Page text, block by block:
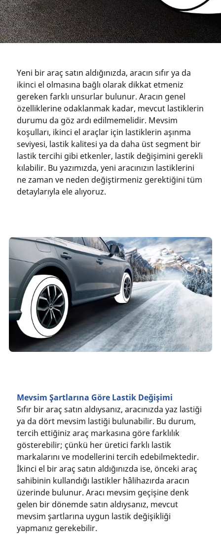
Yeni bir araç satın aldığınızda, aracın sıfır ya da
ikinci el olmasına bağlı olarak dikkat etmeniz
gereken farklı unsurlar bulunur. Aracın genel
özelliklerine odaklanmak kadar, mevcut lastiklerin
durumu da göz ardı edilmemelidir. Mevsim
koşulları, ikinci el araçlar için lastiklerin aşınma
seviyesi, lastik kalitesi ya da daha üst segment bir
lastik tercihi gibi etkenler, lastik değişimini gerekli
kılabilir. Bu yazımızda, yeni aracınızın lastiklerini
ne zaman ve neden değiştirmeniz gerektiğini tüm
detaylarıyla ele alıyoruz.
Mevsim Şartlarına Göre Lastik Değişimi
Sıfır bir araç satın aldıysanız, aracınızda yaz lastiği
ya da dört mevsim lastiği bulunabilir. Bu durum,
tercih ettiğiniz araç markasına göre farklılık
gösterebilir; çünkü her üretici farklı lastik
markalarını ve modellerini tercih edebilmektedir.
İkinci el bir araç satın aldığınızda ise, önceki araç
sahibinin kullandığı lastikler hâlihazırda aracın
üzerinde bulunur. Aracı mevsim geçişine denk
gelen bir dönemde satın aldıysanız, mevcut
mevsim şartlarına uygun lastik değişikliği
yapmanız gerekebilir.